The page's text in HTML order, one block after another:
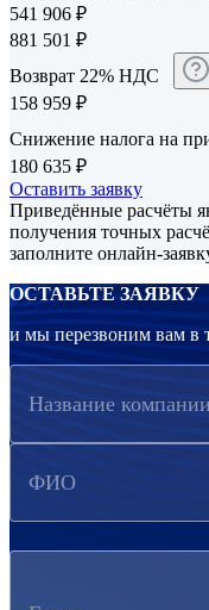
541 906 ₽
881 501 ₽
Возврат 22% НДС
158 959 ₽
Снижение налога на
180 635 ₽
Оставить заявку
Приведённые расчёты
получения точных
заполните онлайн-
ОСТАВЬТЕ ЗАЯВКУ
и мы перезвоним вам в
Название компании
ФИО